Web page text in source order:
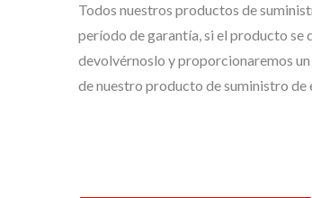
Todos nuestros productos de
período de garantía, si el producto se
devolvérnoslo y proporcionaremos
de nuestro producto de suministro de